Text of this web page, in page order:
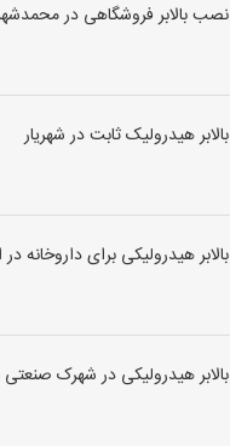
نصب بالابر فروشگاهی در
بالابر هیدرولیک ثابت در شهریار
بالابر هیدرولیکی برای داروخانه
بالابر هیدرولیکی در شهرک